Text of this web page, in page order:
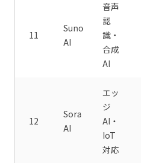
11
Suno
AI
音声
認
識・
合成
AI
12
Sora
AI
エッ
ジ
AI・
IoT
対応